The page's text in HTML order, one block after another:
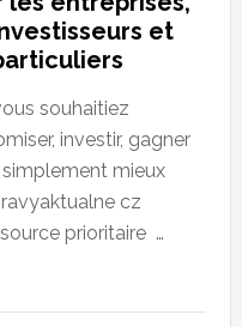
et
et
souhaitiez
investir, gagner
mieux
cz
prioritaire …